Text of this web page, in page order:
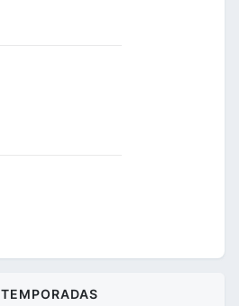
TEMPORADAS